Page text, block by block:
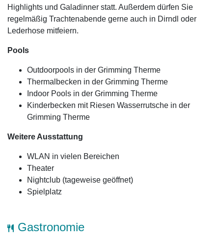
Highlights und Galadinner statt. Außerdem dürfen Sie
regelmäßig Trachtenabende gerne auch in Dirndl oder
Lederhose mitfeiern.
Pools
Outdoorpools in der Grimming Therme
Thermalbecken in der Grimming Therme
Indoor Pools in der Grimming Therme
Kinderbecken mit Riesen Wasserrutsche in der
Grimming Therme
Weitere Ausstattung
WLAN in vielen Bereichen
Theater
Nightclub (tageweise geöffnet)
Spielplatz
Gastronomie